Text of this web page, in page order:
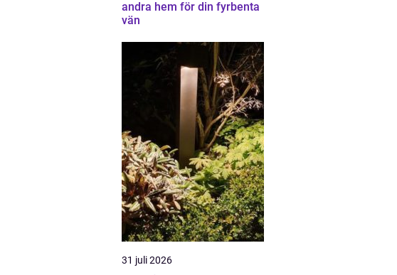
andra hem för din fyrbenta
vän
31 juli 2026